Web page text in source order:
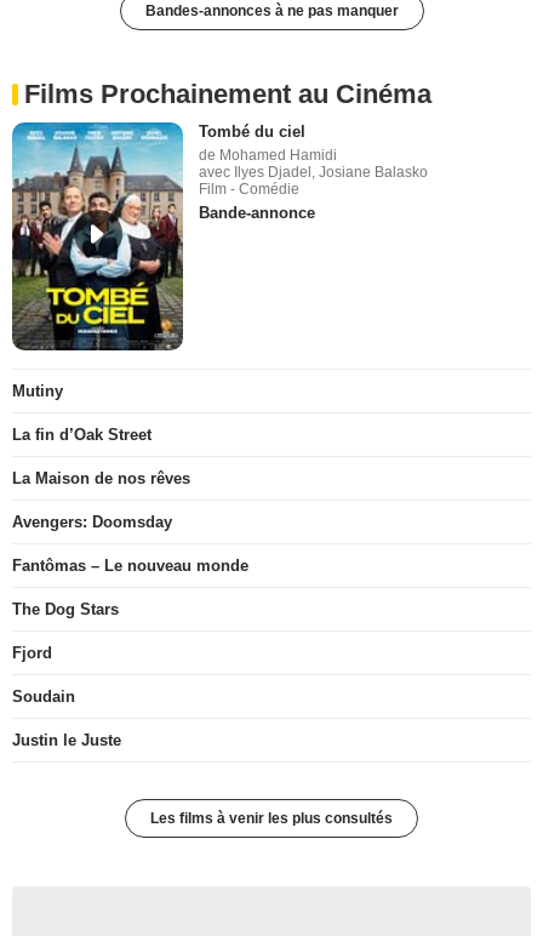
Bandes-annonces à ne pas manquer
Films Prochainement au Cinéma
Tombé du ciel
de Mohamed Hamidi
avec Ilyes Djadel, Josiane Balasko
Film - Comédie
Bande-annonce
Mutiny
La fin d’Oak Street
La Maison de nos rêves
Avengers: Doomsday
Fantômas – Le nouveau monde
The Dog Stars
Fjord
Soudain
Justin le Juste
Les films à venir les plus consultés